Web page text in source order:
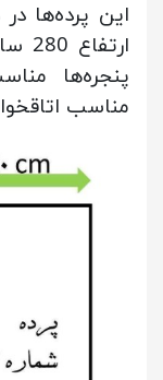
پنجره‌ها
مناسب